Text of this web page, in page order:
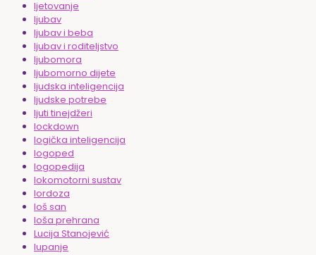
ljetovanje
ljubav
ljubav i beba
ljubav i roditeljstvo
ljubomora
ljubomorno dijete
ljudska inteligencija
ljudske potrebe
ljuti tinejdžeri
lockdown
logička inteligencija
logoped
logopedija
lokomotorni sustav
lordoza
loš san
loša prehrana
Lucija Stanojević
lupanje